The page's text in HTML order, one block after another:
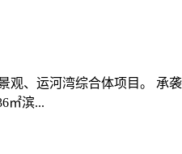
、运河湾综合体项目。 承
㎡滨...